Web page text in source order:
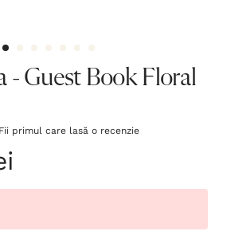
- Guest Book Floral
Fii primul care lasă o recenzie